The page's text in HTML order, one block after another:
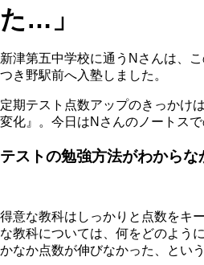
た… 」
新津第五中学校に通うNさんは、
つき野駅前へ入塾しました。
定期テスト点数アップのきっかけ
変化』。今日はNさんのノートス
テストの勉強方法がわからな
得意な教科はしっかりと点数をキ
な教科については、何をどのよう
かなか点数が伸びなかった、という